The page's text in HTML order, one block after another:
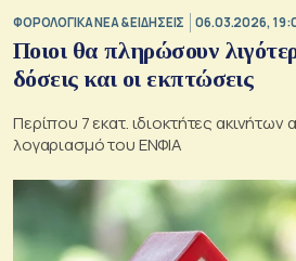
ΦΟΡΟΛΟΓΙΚΑ ΝΕΑ & EΙΔΗΣΕΙΣ 06.03.2026,
Ποιοι θα πληρώσουν
δόσεις και οι εκπτώσεις
Περίπου 7 εκατ. ιδιοκτήτες
λογαριασμό του ΕΝΦΙΑ